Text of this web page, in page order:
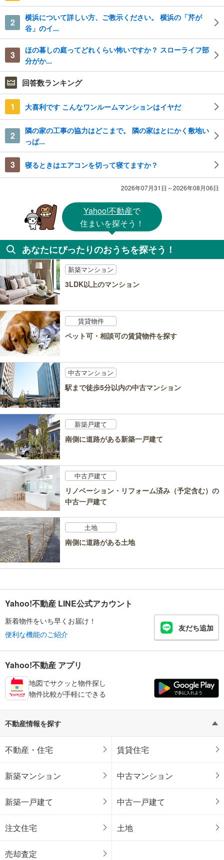
2
横浜について詳しい方、ご教示ください。 横浜の「芹が
谷」のイ...
3
ほの暮しの庭ってどれくらい怖いですか？ スローライフ部
分がか...
回答数ランキング
1 大喜利です こんなワンルームマンションはイヤだ
2
隣の家の工事の協力はどこまで。 隣の家はとにかく敷地い
っぱ...
3 寝るときはエアコンを切って寝てますか？
2026年07月31日～2026年08月06日
Yahoo!不動産で
住まいを探そう！
あなたにぴったりのおうちを探そう！
新築マンション
3LDK以上のマンション
賃貸物件
ペット可・相談可の賃貸物件を探す
中古マンション
駅まで徒歩5分以内の中古マンション
新築戸建て
南側に道路がある新築一戸建て
中古戸建て
リノベーション・リフォーム済み（予定含む）の
中古一戸建て
土地
南側に道路がある土地
Yahoo!不動産 LINE公式アカウント
新着物件をいち早くお届け！
便利な機能のご紹介
友だち追加
Yahoo!不動産 アプリ
地図でサクッと物件探し
物件比較が手軽にできる
不動産情報を探す
不動産・住宅 賃貸住宅
新築マンション 中古マンション
新築一戸建て 中古一戸建て
注文住宅 土地
売却査定